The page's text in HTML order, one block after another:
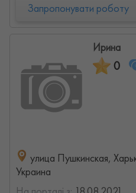
Запропонувати роботу
Ирина
0
улица Пушкинская,
Украина